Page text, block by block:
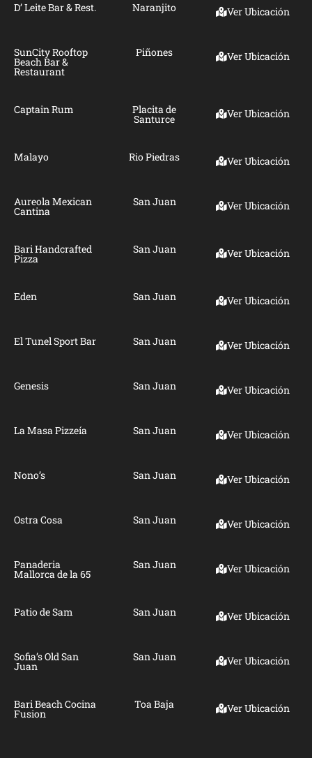
D’ Leite Bar & Rest. Naranjito Ver Ubicación
SunCity Rooftop
Beach Bar &
Restaurant
Piñones Ver Ubicación
Captain Rum Placita de
Santurce Ver Ubicación
Malayo Rio Piedras Ver Ubicación
Aureola Mexican
Cantina
San Juan Ver Ubicación
Bari Handcrafted
Pizza
San Juan Ver Ubicación
Eden San Juan Ver Ubicación
El Tunel Sport Bar San Juan Ver Ubicación
Genesis San Juan Ver Ubicación
La Masa Pizzeía San Juan Ver Ubicación
Nono’s San Juan Ver Ubicación
Ostra Cosa San Juan Ver Ubicación
Panaderia
Mallorca de la 65
San Juan Ver Ubicación
Patio de Sam San Juan Ver Ubicación
Sofia’s Old San
Juan
San Juan Ver Ubicación
Bari Beach Cocina
Fusion
Toa Baja Ver Ubicación